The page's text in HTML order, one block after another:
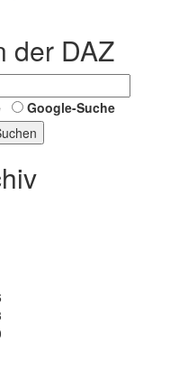
der DAZ
Google-Suche